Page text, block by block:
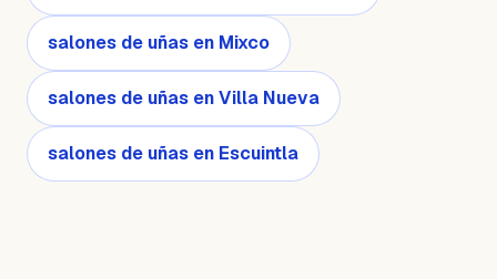
salones de uñas en Mixco
salones de uñas en Villa Nueva
salones de uñas en Escuintla